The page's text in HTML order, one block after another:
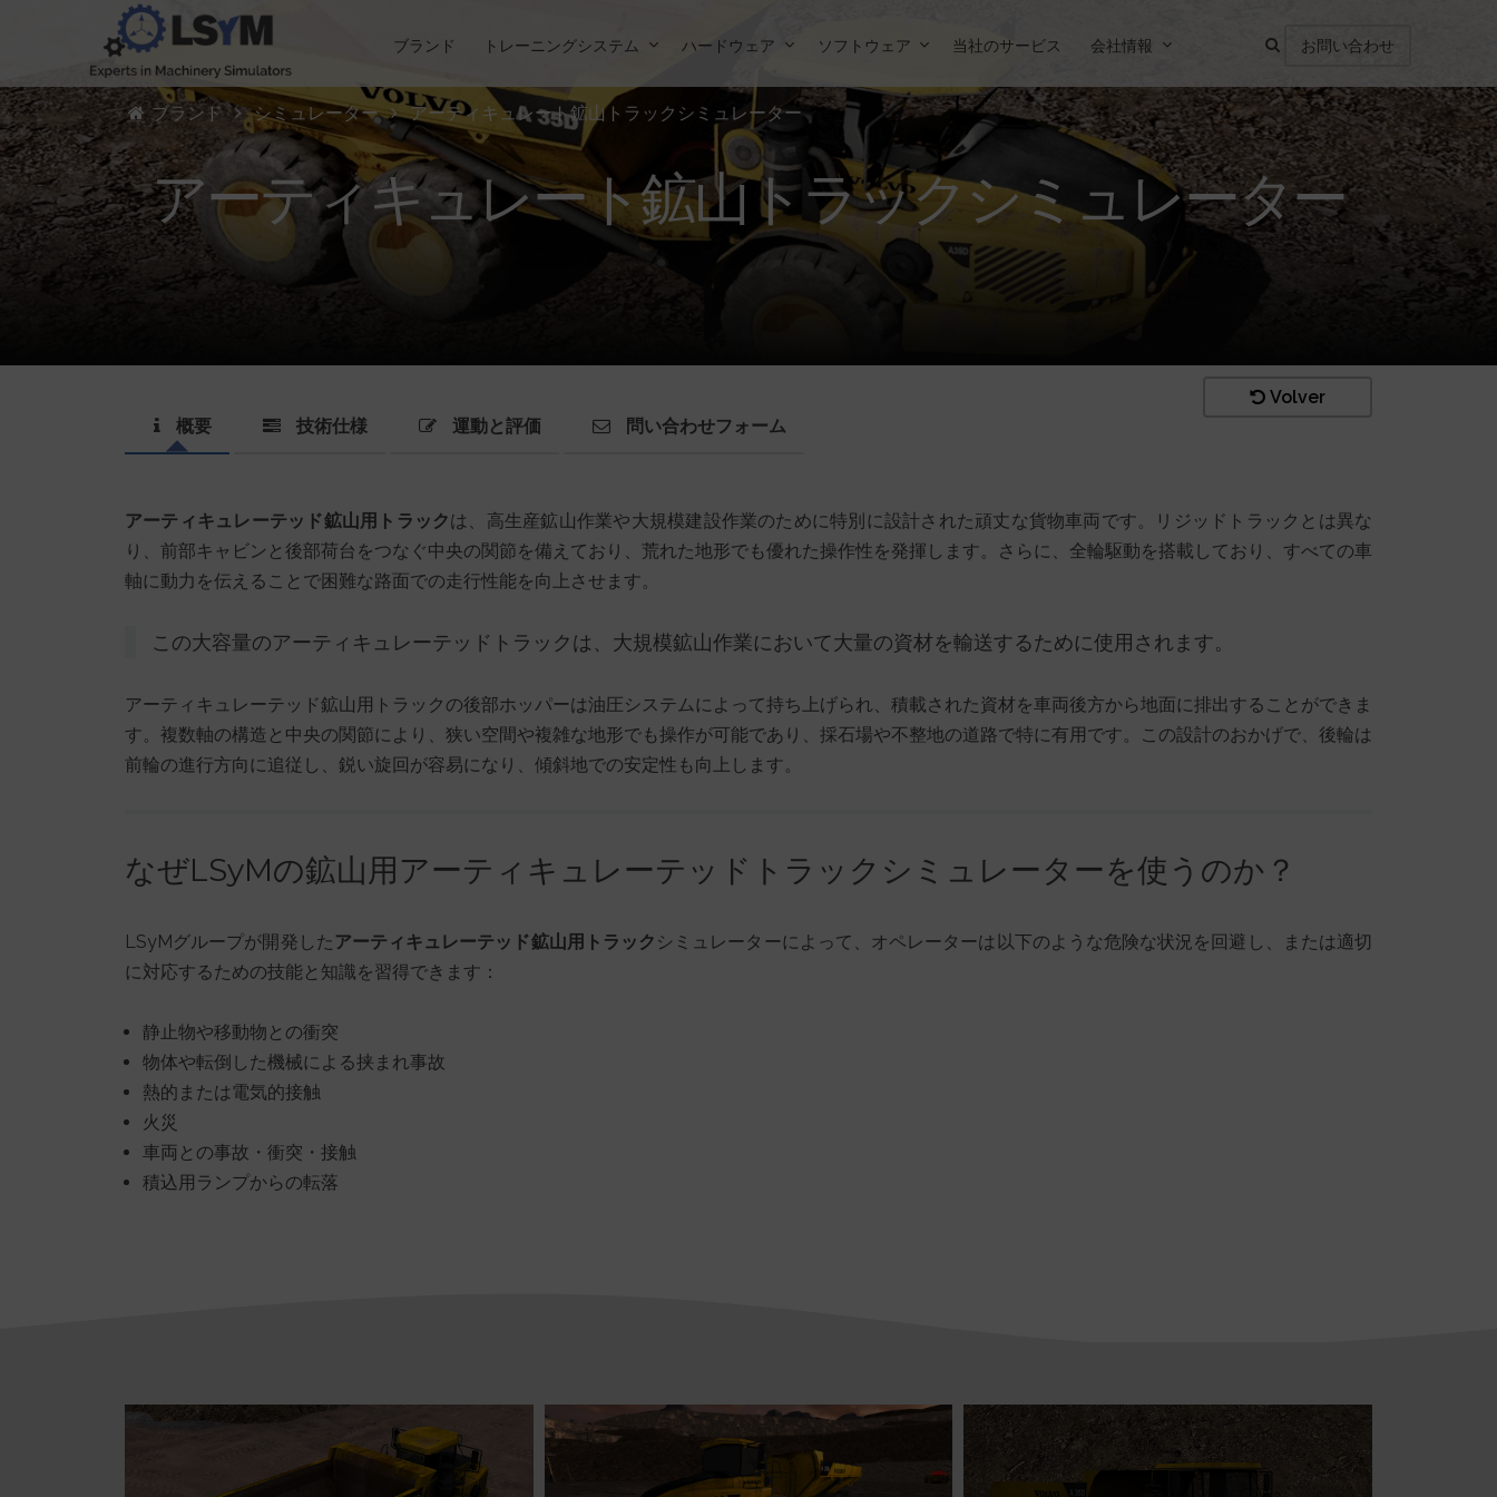
ブランド トレーニングシステム ハードウェア ソフトウェア 当社のサービス 会社情報 お問い合わせ
ブランド シミュレーター アーティキュレート鉱山トラックシミュレーター
アーティキュレート鉱山トラックシミュレーター
Volver
概要
技術仕様 運動と評価 問い合わせフォーム
アーティキュレーテッド鉱山用トラックは、高生産鉱山作業や大規模建設作業のために特別に設計された頑丈な貨物車両です。リジッドトラックとは異な
り、前部キャビンと後部荷台をつなぐ中央の関節を備えており、荒れた地形でも優れた操作性を発揮します。さらに、全輪駆動を搭載しており、すべての車
軸に動力を伝えることで困難な路面での走行性能を向上させます。
この大容量のアーティキュレーテッドトラックは、大規模鉱山作業において大量の資材を輸送するために使用されます。
アーティキュレーテッド鉱山用トラックの後部ホッパーは油圧システムによって持ち上げられ、積載された資材を車両後方から地面に排出することができま
す。複数軸の構造と中央の関節により、狭い空間や複雑な地形でも操作が可能であり、採石場や不整地の道路で特に有用です。この設計のおかげで、後輪は
前輪の進行方向に追従し、鋭い旋回が容易になり、傾斜地での安定性も向上します。
なぜLSyMの鉱山用アーティキュレーテッドトラックシミュレーターを使うのか？
LSyMグループが開発した アーティキュレーテッド鉱山用トラック シミュレーターによって、オペレーターは以下のような危険な状況を回避し、または適切
に対応するための技能と知識を習得できます：
静止物や移動物との衝突
物体や転倒した機械による挟まれ事故
熱的または電気的接触
火災
車両との事故・衝突・接触
積込用ランプからの転落